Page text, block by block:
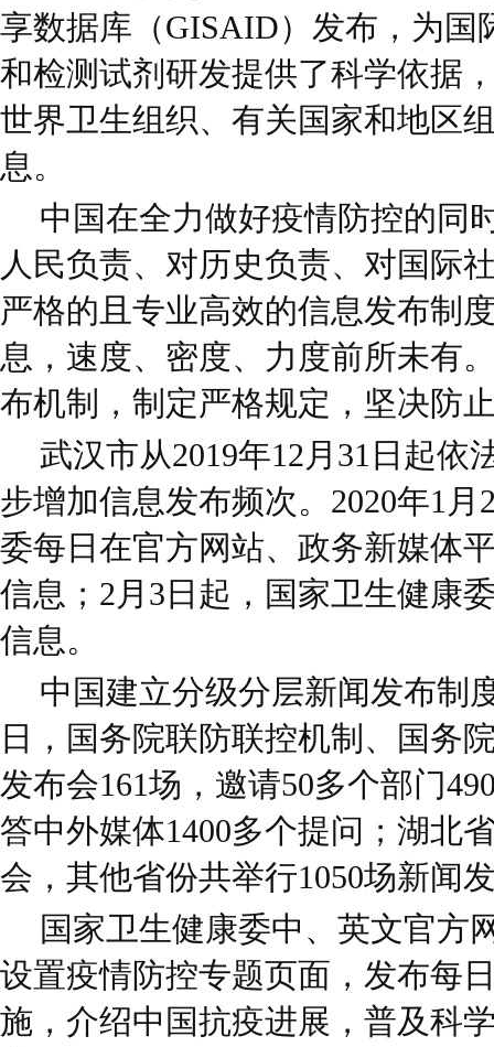
享数据库（GISAID）发布，为国
和检测试剂研发提供了科学依据
世界卫生组织、有关国家和地区
息。
中国在全力做好疫情防控的同
人民负责、对历史负责、对国际
严格的且专业高效的信息发布制
息，速度、密度、力度前所未有
布机制，制定严格规定，坚决防
武汉市从2019年12月31日起依
步增加信息发布频次。2020年1
委每日在官方网站、政务新媒体
信息；2月3日起，国家卫生健康
信息。
中国建立分级分层新闻发布制
日，国务院联防联控机制、国务
发布会161场，邀请50多个部门
答中外媒体1400多个提问；湖北
会，其他省份共举行1050场新闻
国家卫生健康委中、英文官方
设置疫情防控专题页面，发布每
施，介绍中国抗疫进展，普及科